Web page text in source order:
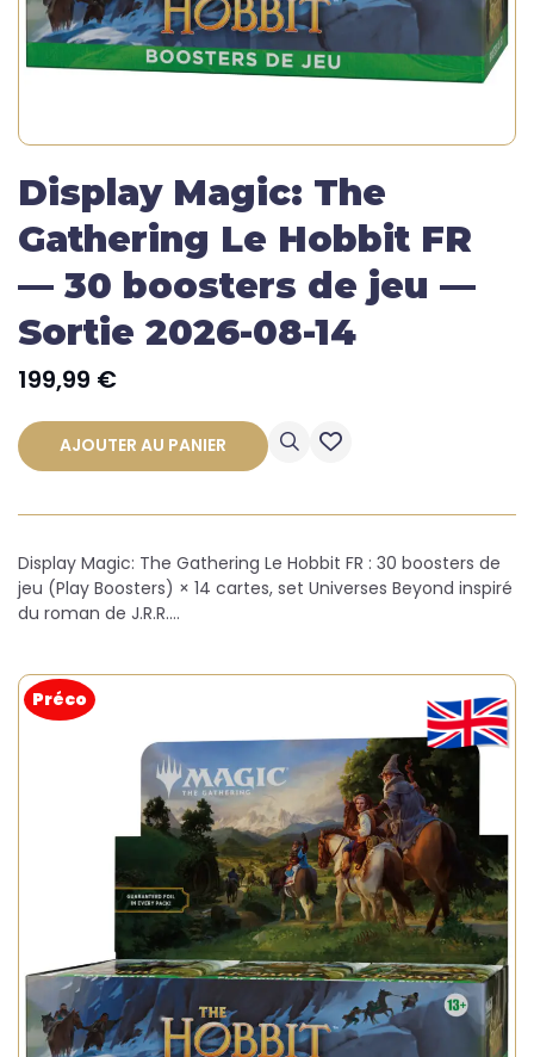
Display Magic: The
Gathering Le Hobbit FR
— 30 boosters de jeu —
Sortie 2026-08-14
199,99 €
AJOUTER AU PANIER
Display Magic: The Gathering Le Hobbit FR : 30 boosters de
jeu (Play Boosters) × 14 cartes, set Universes Beyond inspiré
du roman de J.R.R.…
Préco